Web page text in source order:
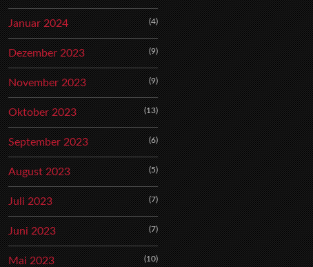
Januar 2024 (4)
Dezember 2023 (9)
November 2023 (9)
Oktober 2023 (13)
September 2023 (6)
August 2023 (5)
Juli 2023 (7)
Juni 2023 (7)
Mai 2023 (10)